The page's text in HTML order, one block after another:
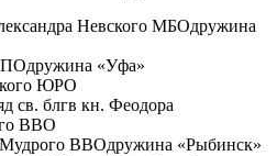
Невского МБОдружина
ПОдружина «Уфа»
ЮРО
св. блгв кн. Феодора
ВВО
ВВОдружина «Рыбинск»